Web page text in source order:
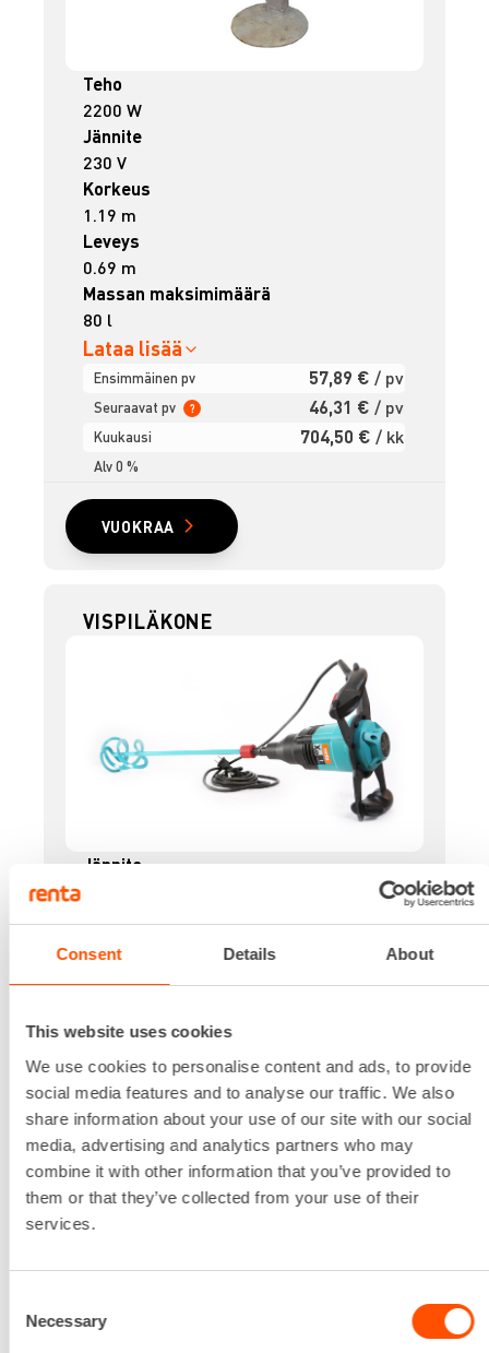
Consent Details About
This website uses cookies
We use cookies to personalise content and ads, to provide
social media features and to analyse our traffic. We also
share information about your use of our site with our social
media, advertising and analytics partners who may
combine it with other information that you’ve provided to
them or that they’ve collected from your use of their
services.
Selection
Necessary
Teho
2200 W
Jännite
230 V
Korkeus
1.19 m
Leveys
0.69 m
Massan maksimimäärä
80 l
Lataa lisää
Ensimmäinen pv 57,89 € / pv
Seuraavat pv ? 46,31 € / pv
Kuukausi 704,50 € / kk
Alv 0 %
VUOKRAA
VISPILÄKONE
Jännite
Ensimmäinen pv
208,37 €/ kk
Alv 0 %
VUOKRAA
Betonisekoittimen vuokraamisesta on monia